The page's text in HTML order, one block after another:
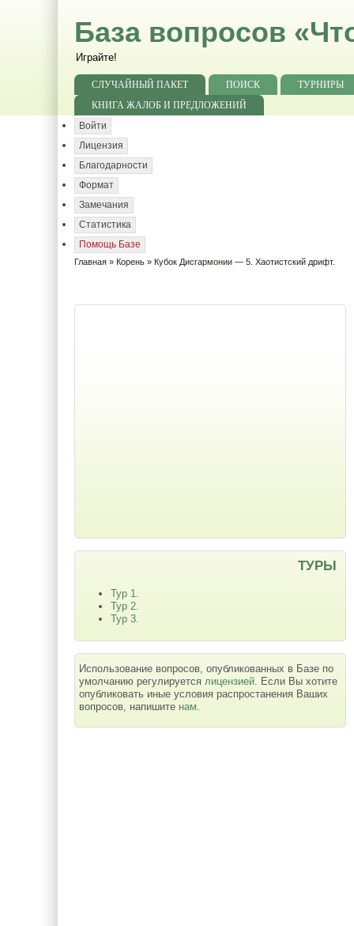
База вопросов
Играйте!
СЛУЧАЙНЫЙ ПАКЕТ ПОИСК
ТУРНИРЫ
КНИГА ЖАЛОБ И ПРЕДЛОЖЕНИЙ
Войти
Лицензия
Благодарности
Формат
Замечания
Статистика
Помощь Базе
Главная » Корень » Кубок Дисгармонии — 5. Хаотистский дрифт.
ТУРЫ
Тур 1.
Тур 2.
Тур 3.
Использование вопросов, опубликованных в Базе по
умолчанию регулируется лицензией. Если Вы хотите
опубликовать иные условия распростанения Ваших
вопросов, напишите нам.